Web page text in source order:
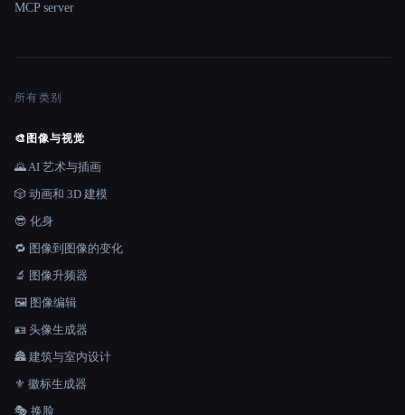
MCP server
所有类别
🎨 图像与视觉
🌄 AI 艺术与插画
🎲 动画和 3D 建模
😎 化身
🔁 图像到图像的变化
🔬 图像升频器
🖼️ 图像编辑
🪪 头像生成器
🏯 建筑与室内设计
⚜️ 徽标生成器
🎭 换脸